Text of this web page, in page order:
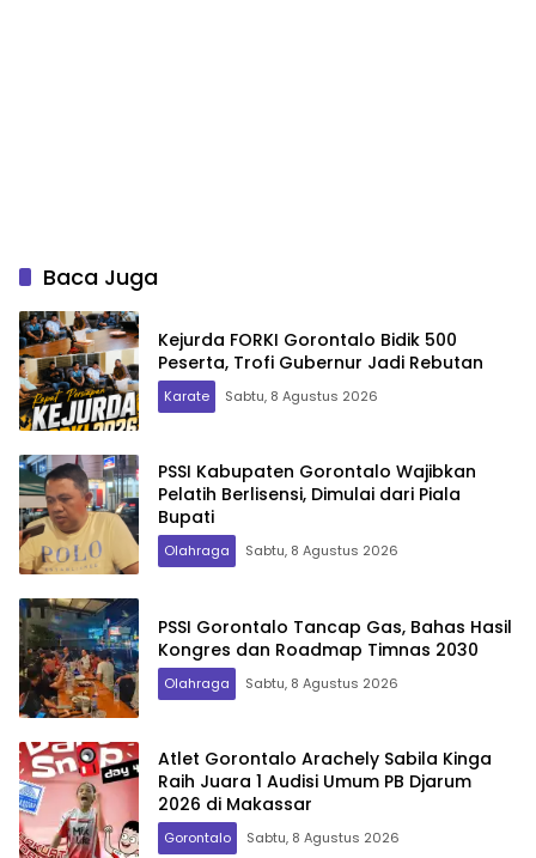
Baca Juga
Kejurda FORKI Gorontalo Bidik 500
Peserta, Trofi Gubernur Jadi Rebutan
Karate Sabtu, 8 Agustus 2026
PSSI Kabupaten Gorontalo Wajibkan
Pelatih Berlisensi, Dimulai dari Piala
Bupati
Olahraga Sabtu, 8 Agustus 2026
PSSI Gorontalo Tancap Gas, Bahas Hasil
Kongres dan Roadmap Timnas 2030
Olahraga Sabtu, 8 Agustus 2026
Atlet Gorontalo Arachely Sabila Kinga
Raih Juara 1 Audisi Umum PB Djarum
2026 di Makassar
Gorontalo Sabtu, 8 Agustus 2026